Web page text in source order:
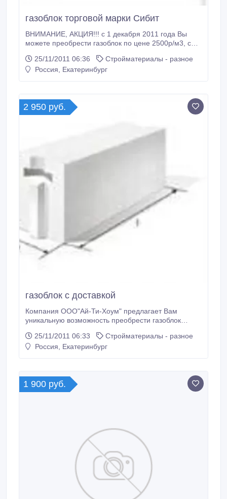
газоблок торговой марки Сибит
ВНИМАНИЕ, АКЦИЯ!!! с 1 декабря 2011 года Вы
можете преобрести газоблок по цене 2500р/м3, с
подарок..
25/11/2011 06:36
Стройматериалы - разное
Россия, Екатеринбург
2 950 руб.
газоблок с доставкой
Компания ООО"Ай-Ти-Хоум" предлагает Вам
уникальную возможность преобрести газоблок
строительстве от Дальнего Востока до Урала, по
цене 2950руб/м3 с доставкой до вашего объекта.
такие как: не горючий, теплый, экологичный,
влагостойкий, долговечный, прочный,
технологичный.
25/11/2011 06:33
Стройматериалы - разное
Россия, Екатеринбург
1 900 руб.